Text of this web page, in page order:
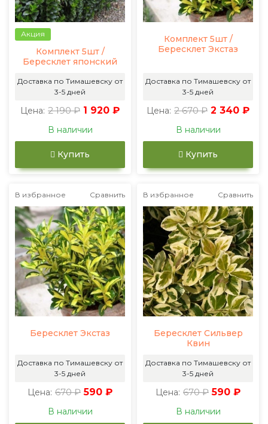
Акция
Комплект 5шт /
Бересклет японский
Доставка по Тимашевску от
3-5 дней
Цена: 2 190 ₽ 1 920 ₽
В наличии
Купить
Комплект 5шт /
Бересклет Экстаз
Доставка по Тимашевску от
3-5 дней
Цена: 2 670 ₽ 2 340 ₽
В наличии
Купить
В избранное Сравнить
Бересклет Экстаз
Доставка по Тимашевску от
3-5 дней
Цена: 670 ₽ 590 ₽
В наличии
В избранное Сравнить
Бересклет Сильвер
Квин
Доставка по Тимашевску от
3-5 дней
Цена: 670 ₽ 590 ₽
В наличии